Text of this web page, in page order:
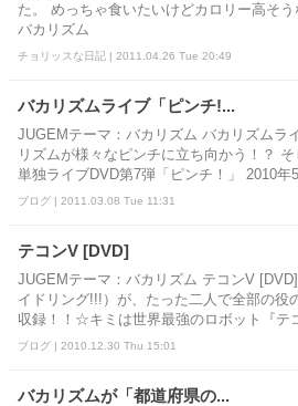
た。 めっちゃ食いたいけどカロリー高そ
バカリズム
チョリッスな日記 | 2011.04.26 Tue 20:49
バカリズムライブ「ピンチ!...
JUGEMテーマ：バカリズム バカリズムラ
リズムが様々なピンチに立ち向かう！？
単独ライブDVD第7弾「ピンチ！」 2010年5
ブログ | 2011.03.08 Tue 11:31
テコンV [DVD]
JUGEMテーマ：バカリズム テコンV
イドリング!!!）が、たった二人で全部の役
収録！！☆キミは世界最強のロボット『テ
ブログ | 2010.12.30 Thu 15:01
バカリズムが「都道府県の...